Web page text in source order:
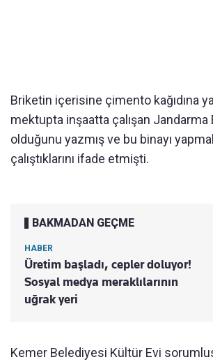
Briketin içerisine çimento kağıdına
mektupta inşaatta çalışan Jandarma
olduğunu yazmış ve bu binayı
çalıştıklarını ifade etmişti.
BAKMADAN GEÇME
HABER
Üretim başladı, cepler doluyor!
Sosyal medya meraklılarının
uğrak yeri
Kemer Belediyesi Kültür Evi